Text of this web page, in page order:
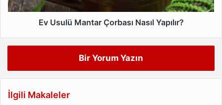
Ev Usulü Mantar Çorbası Nasıl Yapılır?
Bir Yorum Yazın
İlgili Makaleler